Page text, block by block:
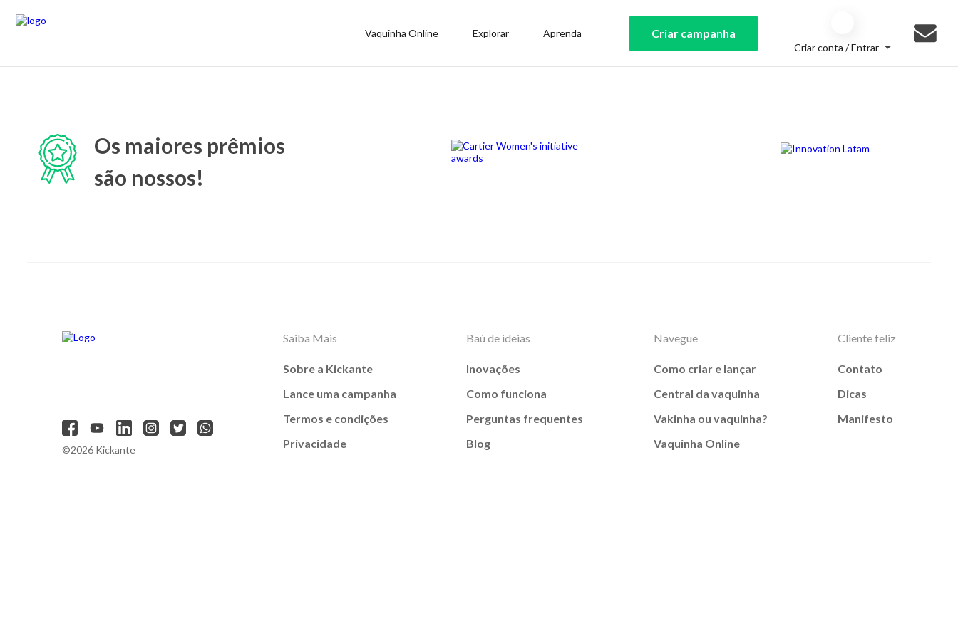
Vaquinha Online Explorar Aprenda Criar campanha
Criar conta / Entrar
Os maiores prêmios
são nossos!
©2026 Kickante
Saiba Mais
Sobre a Kickante
Lance uma campanha
Termos e condições
Privacidade
Baú de ideias
Inovações
Como funciona
Perguntas frequentes
Blog
Navegue
Como criar e lançar
Central da vaquinha
Vakinha ou vaquinha?
Vaquinha Online
Cliente feliz
Contato
Dicas
Manifesto